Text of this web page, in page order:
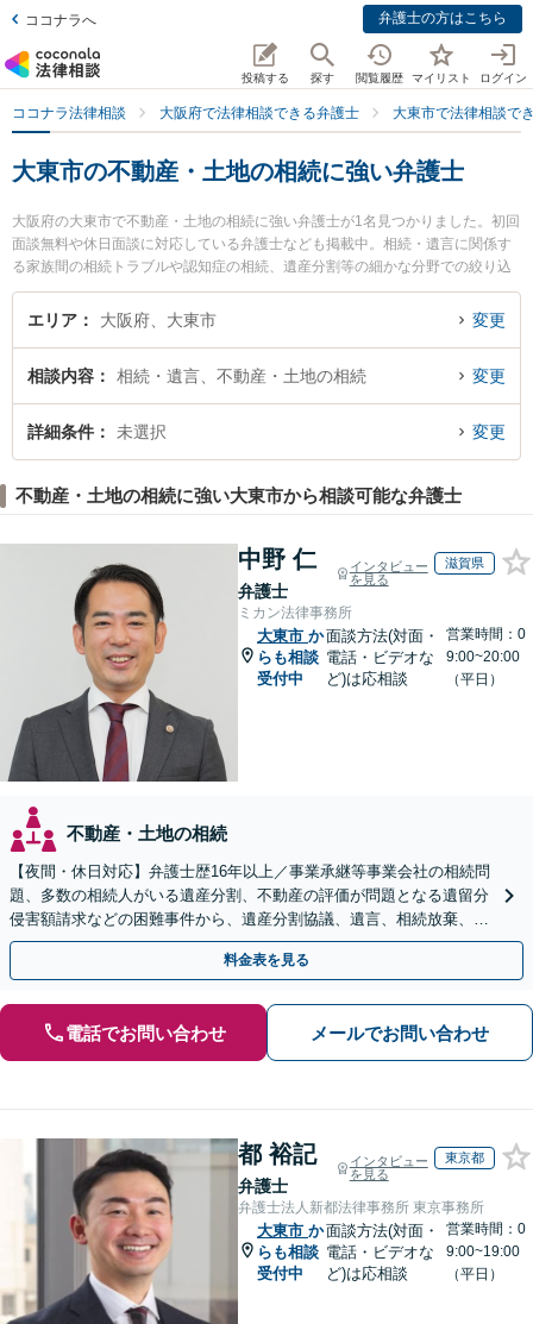
ココナラへ 弁護士の方はこちら
投稿する 探す 閲覧履歴 マイリスト ログイン
ココナラ法律相談 大阪府で法律相談できる弁護士 大東市で法律相談で
大東市の不動産・土地の相続に強い弁護士
大阪府の大東市で不動産・土地の相続に強い弁護士が1名見つかりました。初回
面談無料や休日面談に対応している弁護士なども掲載中。相続・遺言に関係す
る家族間の相続トラブルや認知症の相続、遺産分割等の細かな分野での絞り込
み検索もでき便利です。特に大東法律事務所の森元 鷹志弁護士のプロフィール
情報や弁護士費用、強みなどが注目されています。『大東市で土日や夜間に発
回相談無料で不動産・土地の相続を法律相談できる大東市内の弁護士に相談予
約したい』などでお困りの相談者さんにおすすめです。
エリア 大阪府、大東市 変更
相談内容 相続・遺言、不動産・土地の相続 変更
詳細条件 未選択 変更
不動産・土地の相続に強い大東市から相談可能な弁護士
中野 仁
弁護士
インタビュー
を見る
滋賀県
ミカン法律事務所
大東市 か
らも相談
受付中
面談方法(対面・
電話・ビデオな
ど)は応相談
営業時間：0
9:00~20:00
（平日）
不動産・土地の相続
【夜間・休日対応】弁護士歴16年以上／事業承継等事業会社の相続問
題、多数の相続人がいる遺産分割、不動産の評価が問題となる遺留分
侵害額請求などの困難事件から、遺産分割協議、遺言、相続放棄、使
途不明金の調査まで、全般の経験豊富【JR草津駅2分】
料金表を見る
電話でお問い合わせ メールでお問い合わせ
都 裕記
弁護士
インタビュー
を見る
東京都
弁護士法人新都法律事務所 東京事務所
大東市 か
らも相談
受付中
面談方法(対面・
電話・ビデオな
ど)は応相談
営業時間：0
9:00~19:00
（平日）